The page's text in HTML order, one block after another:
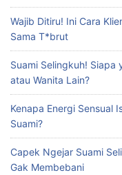
Wajib Ditiru! Ini Cara
Sama T*brut
Suami Selingkuh! Siapa
atau Wanita Lain?
Kenapa Energi Sensual
Suami?
Capek Ngejar Suami
Gak Membebani